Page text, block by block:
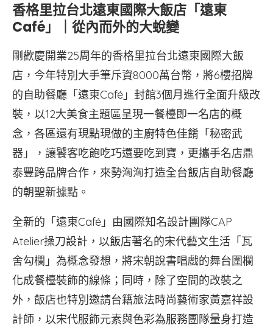
香格里拉台北遠東國際大飯店「遠東
Café」｜從內而外的大蛻變
剛歡慶開業25周年的香格里拉台北遠東國際大飯
店，今年特別大手筆斥資8000萬台幣，將6樓招牌
的自助餐廳「遠東Café」封館3個月進行全面升級改
裝，以12大美食主題區呈現一餐檯即一名店的概
念，各區還有現點現做的主廚特色佳餚「秘密武
器」，讓饕客吃飽吃巧還要吃到寶，更攜手名店鼎
泰豐跨品牌合作，來勢洶洶打造全台飯店自助餐廳
的朝聖新據點。
全新的「遠東Café」由國際知名設計團隊CAP
Atelier操刀設計，以飯店著名的宋代藝文生活「瓦
舍勾欄」為概念發想，將宋朝說書唱戲的舞台圍欄
化成餐檯裝飾的線條；同時，除了空間的改裝之
外，飯店也特別邀請台籍旅法時尚藝術家黃嘉祥設
計師，以宋代服飾元素與色彩為服務團隊量身打造